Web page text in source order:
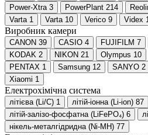
Power-Xtra 3 PowerPlant 214
Varta 1 Varta 10 Verico 9 Videx 1
Виробник камери
CANON 39 CASIO 4 FUJIFILM 7
KODAK 2 NIKON 21 Olympus 10
PENTAX 1 Samsung 12 SANYO 2
Xiaomi 1
Електрохімічна система
літієва (Li/C) 1 літій-іонна (Li-ion) 87
літій-залізо-фосфатна (LiFePO₄) 6
нікель-металгідридна (Ni-MH) 77